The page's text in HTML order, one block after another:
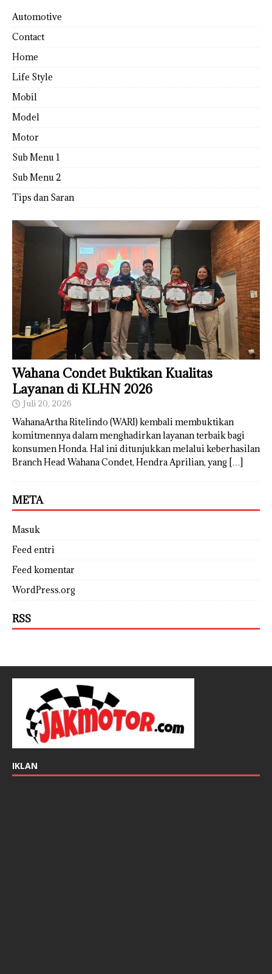
Automotive
Contact
Home
Life Style
Mobil
Model
Motor
Sub Menu 1
Sub Menu 2
Tips dan Saran
Wahana Condet Buktikan Kualitas
Layanan di KLHN 2026
Juli 20, 2026
WahanaArtha Ritelindo (WARI) kembali membuktikan
komitmennya dalam menghadirkan layanan terbaik bagi
konsumen Honda. Hal ini ditunjukkan melalui keberhasilan
Branch Head Wahana Condet, Hendra Aprilian, yang […]
META
Masuk
Feed entri
Feed komentar
WordPress.org
RSS
IKLAN